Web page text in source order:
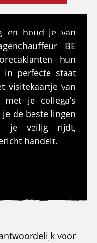
en houd je van
BE
hun
perfecte staat
visitekaartje van
je collega’s
de bestellingen
je veilig rijdt,
handelt.
voor